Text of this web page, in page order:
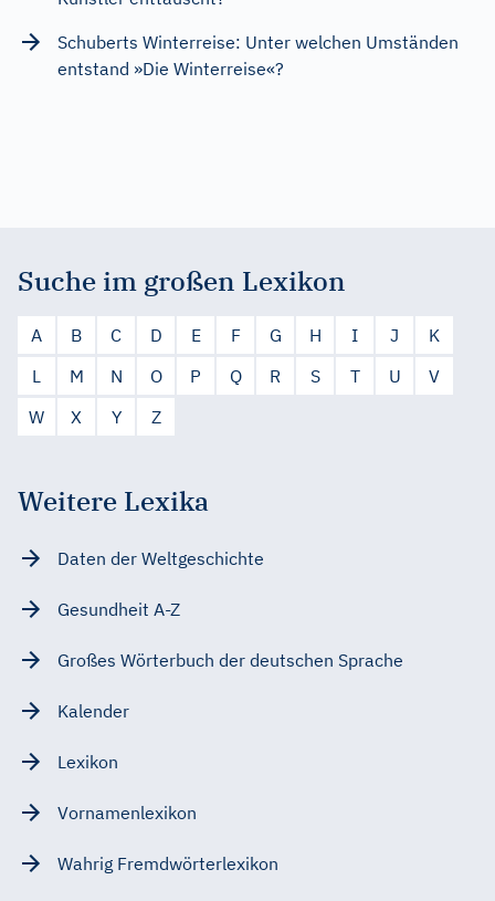
Schuberts Winterreise: Unter welchen Umständen
entstand »Die Winterreise«?
Suche im großen Lexikon
A B C D E F G H I J
K
L
M N O P Q R S T U
V
W
X Y Z
Weitere Lexika
Daten der Weltgeschichte
Gesundheit A-Z
Großes Wörterbuch der deutschen Sprache
Kalender
Lexikon
Vornamenlexikon
Wahrig Fremdwörterlexikon